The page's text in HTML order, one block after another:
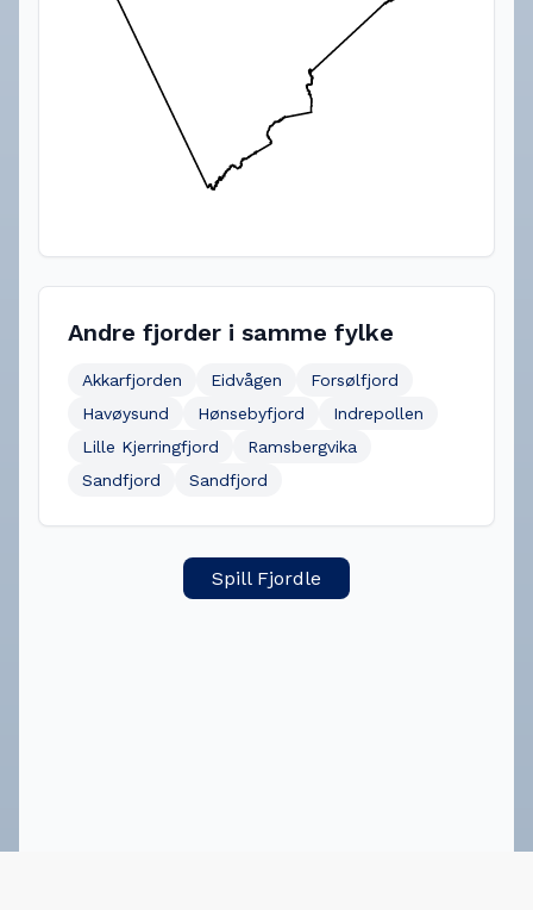
Andre fjorder i samme fylke
Akkarfjorden Eidvågen
Forsølfjord
Havøysund
Hønsebyfjord
Indrepollen
Lille Kjerringfjord
Ramsbergvika
Sandfjord
Sandfjord
Spill Fjordle